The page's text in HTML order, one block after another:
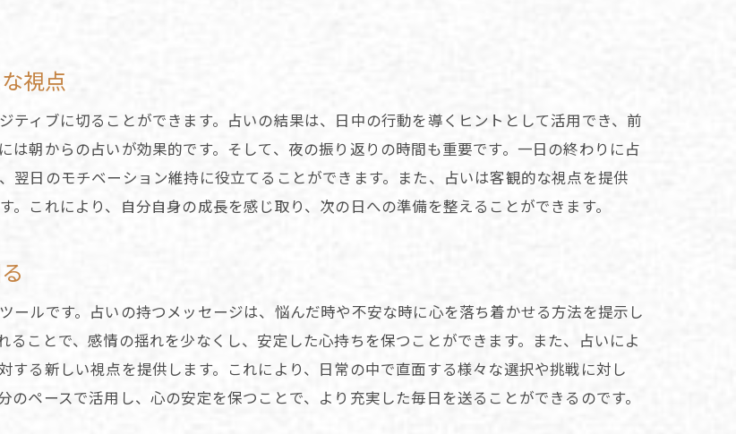
を選択肢の整理に役立てる方法
力を高めるための占いの使い方
から得られる自信とその育て方
に迷った時の占いカードの活用法
意識を引き出す占いのテクニック
象徴的なメッセージから得られる気づき
の象徴から読み解く心の声
に反映する占いのシンボリズム
を通して得られる自己成長のヒント
セージを深く理解するための占いの活用法
視点
ィブに切ることができます。占いの結果は、日中の行動を導くヒントとして活用でき、前
朝からの占いが効果的です。そして、夜の振り返りの時間も重要です。一日の終わりに占
翌日のモチベーション維持に役立てることができます。また、占いは客観的な視点を提供
これにより、自分自身の成長を感じ取り、次の日への準備を整えることができます。
ールです。占いの持つメッセージは、悩んだ時や不安な時に心を落ち着かせる方法を提示し
ことで、感情の揺れを少なくし、安定した心持ちを保つことができます。また、占いによ
する新しい視点を提供します。これにより、日常の中で直面する様々な選択や挑戦に対し
ペースで活用し、心の安定を保つことで、より充実した毎日を送ることができるのです。